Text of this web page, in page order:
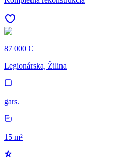
87 000 €
Legionárska, Žilina
gars.
15 m²